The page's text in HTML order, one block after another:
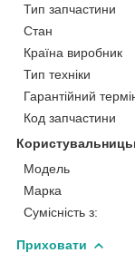
Тип запчастини
Стан
Країна виробник
Тип техніки
Гарантійний
Код запчастини
Модель
Марка
Сумісність з:
Приховати